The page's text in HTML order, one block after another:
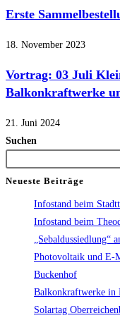
Erste
18. November 2023
Vortrag: 03 Juli
Balkonkraftwerke
21. Juni 2024
Suchen
Neueste Beiträge
Infostand beim
Infostand beim
„Sebaldussiedlung“
Photovoltaik und E-
Buckenhof
Balkonkraftwerke in
Solartag